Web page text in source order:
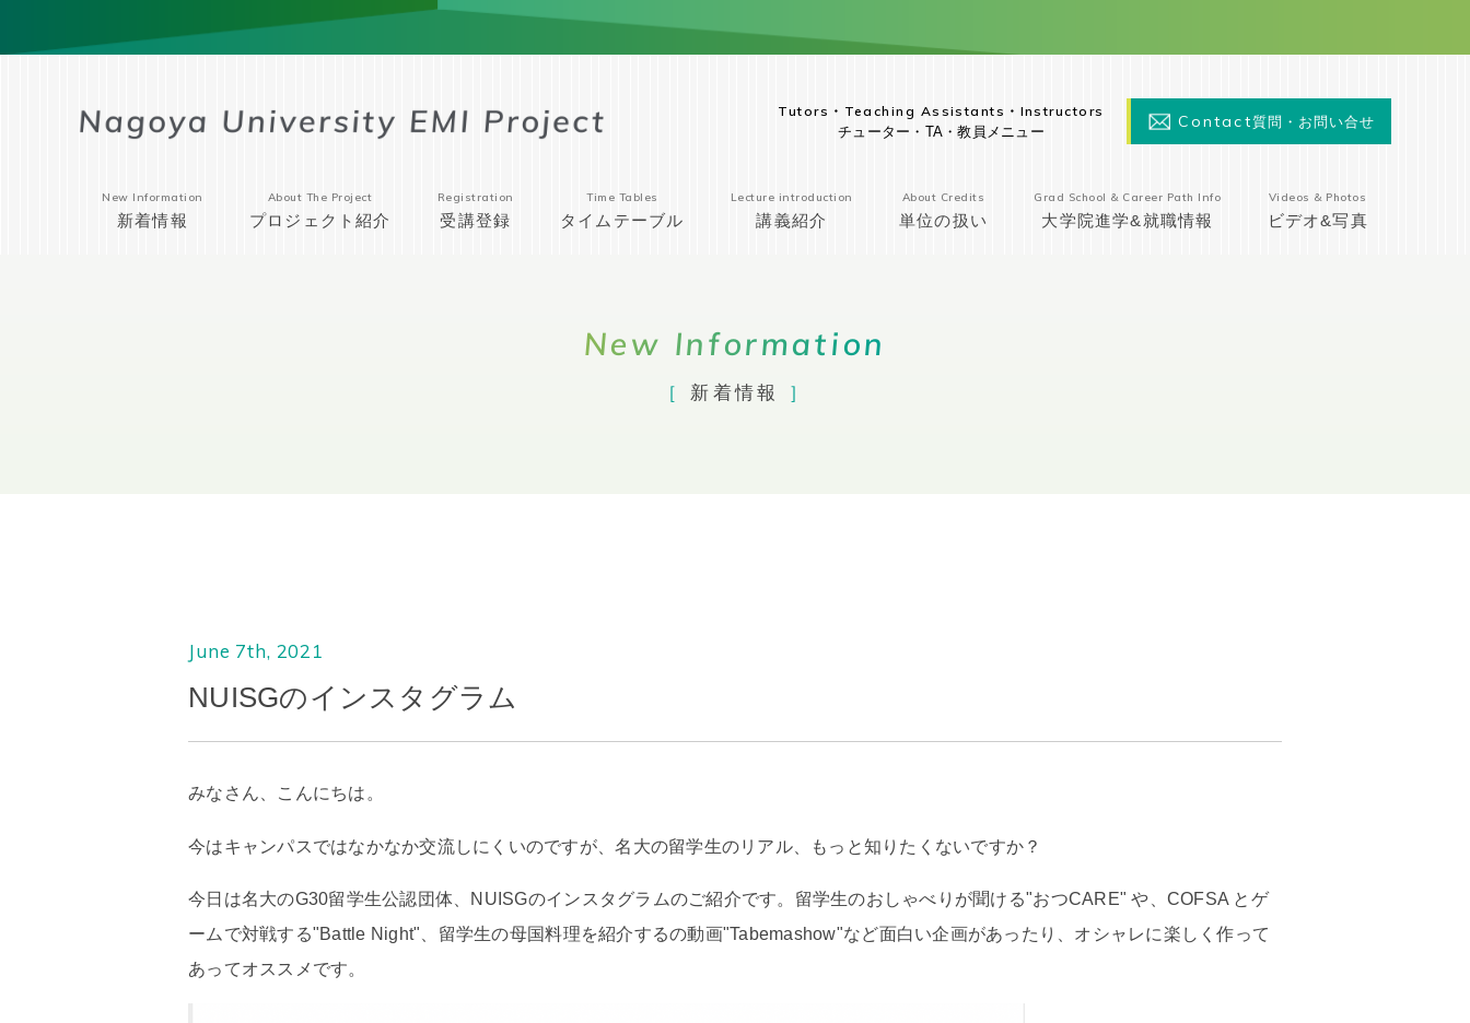
Tutors・Teaching Assistants・Instructors
チューター・TA・教員メニュー
Contact質問・お問い合せ
New Information
新着情報
About The Project
プロジェクト紹介
Registration
受講登録
Time Tables
タイムテーブル
Lecture introduction
講義紹介
About Credits
単位の扱い
Grad School & Career Path Info
大学院進学&就職情報
Videos & Photos
ビデオ&写真
New Information
新着情報
June 7th, 2021
NUISGのインスタグラム
みなさん、こんにちは。
今はキャンパスではなかなか交流しにくいのですが、名大の留学生のリアル、もっと知りたくないですか？
今日は名大のG30留学生公認団体、NUISGのインスタグラムのご紹介です。留学生のおしゃべりが聞ける"おつCARE" や、COFSA とゲ
ームで対戦する"Battle Night"、留学生の母国料理を紹介するの動画"Tabemashow"など面白い企画があったり、オシャレに楽しく作って
あってオススメです。